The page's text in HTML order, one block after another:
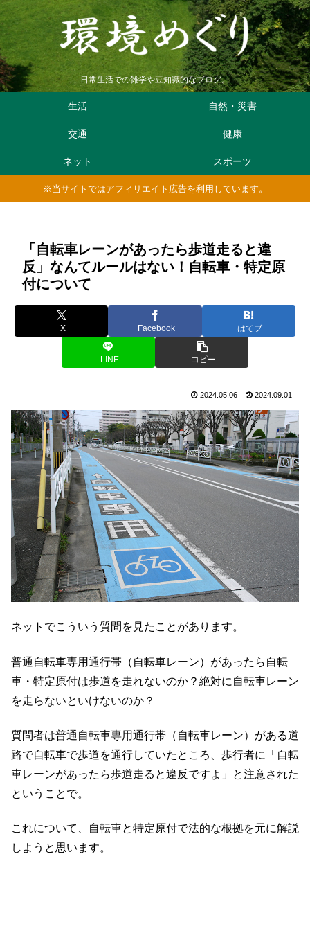
日常生活での雑学や豆知識的なブログ。
生活 自然・災害
交通 健康
ネット スポーツ
※当サイトではアフィリエイト広告を利用しています。
「自転車レーンがあったら歩道走ると違
反」なんてルールはない！自転車・特定原
付について
X Facebook はてブ
LINE コピー
2024.05.06 2024.09.01
ネットでこういう質問を見たことがあります。
普通自転車専用通行帯（自転車レーン）があったら自転
車・特定原付は歩道を走れないのか？絶対に自転車レーン
を走らないといけないのか？
質問者は普通自転車専用通行帯（自転車レーン）がある道
路で自転車で歩道を通行していたところ、歩行者に「自転
車レーンがあったら歩道走ると違反ですよ」と注意された
ということで。
これについて、自転車と特定原付で法的な根拠を元に解説
しようと思います。